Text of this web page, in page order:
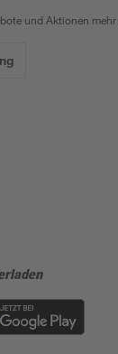
und Aktionen mehr